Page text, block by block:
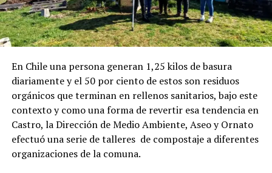
En Chile una persona generan 1,25 kilos de basura
diariamente y el 50 por ciento de estos son residuos
orgánicos que terminan en rellenos sanitarios, bajo este
contexto y como una forma de revertir esa tendencia en
Castro, la Dirección de Medio Ambiente, Aseo y Ornato
efectuó una serie de talleres de compostaje a diferentes
organizaciones de la comuna.